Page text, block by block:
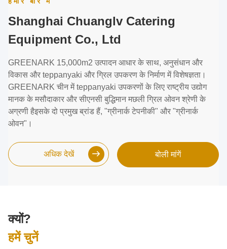
Shanghai Chuanglv Catering
Equipment Co., Ltd
GREENARK 15,000m2 उत्पादन आधार के साथ, अनुसंधान और
विकास और teppanyaki और ग्रिल उपकरण के निर्माण में विशेषज्ञता।
GREENARK चीन में teppanyaki उपकरणों के लिए राष्ट्रीय उद्योग
मानक के मसौदाकार और सीएनसी बुद्धिमान मछली ग्रिल ओवन श्रेणी के
अग्रणी हैइसके दो प्रमुख ब्रांड हैं, "ग्रीनार्क टेपनीकी" और "ग्रीनार्क
ओवन"।
अधिक देखें बोली मांगें
क्यों?
हमें चुनें